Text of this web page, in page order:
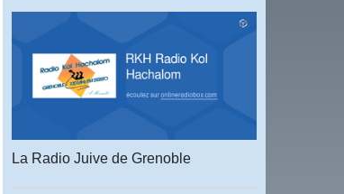
La Radio Juive de Grenoble